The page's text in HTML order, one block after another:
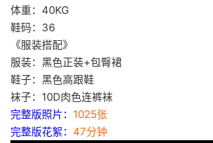
体重：40KG
鞋码：36
《服装搭配》
服装：黑色正装+包臀裙
鞋子：黑色高跟鞋
袜子：10D肉色连裤袜
完整版照片： 1025张
完整版花絮： 47分钟